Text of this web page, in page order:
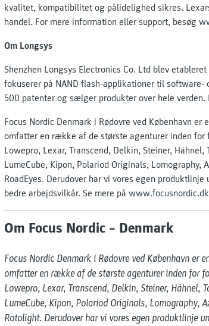
kvalitet, kompatibilitet og pålidelighed sikres.
handel. For mere information eller support, besøg
Om Longsys
Shenzhen Longsys Electronics Co. Ltd blev
fokuserer på NAND flash-applikationer til software-
500 patenter og sælger produkter over hele verden.
Focus Nordic Denmark i Rødovre ved København
omfatter en række af de største agenturer inden for
Lowepro, Lexar, Transcend, Delkin, Steiner,
LumeCube, Kipon, Polariod Originals, Lomography,
RoadEyes. Derudover har vi vores egen
bedre arbejdsvilkår. Se mere på www.focusnordic.dk
Om Focus Nordic – Denmark
Focus Nordic Denmark i Rødovre ved København
omfatter en række af de største agenturer inden for
Lowepro, Lexar, Transcend, Delkin, Steiner, Hähnel,
LumeCube, Kipon, Polariod Originals, Lomography,
Rotolight. Derudover har vi vores egen produktlinje